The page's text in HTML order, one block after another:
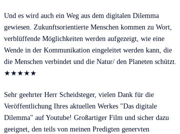
Und es wird auch ein Weg aus dem digitalen Dilemma
gewiesen. Zukunftsorientierte Menschen kommen zu Wort,
verblüffende Möglichkeiten werden aufgezeigt, wie eine
Wende in der Kommunikation eingeleitet werden kann, die
die Menschen verbindet und die Natur/ den Planeten schützt.
★★★★★
Sehr geehrter Herr Scheidsteger, vielen Dank für die
Veröffentlichung Ihres aktuellen Werkes "Das digitale
Dilemma" auf Youtube! Großartiger Film und sicher dazu
geeignet, den teils von meinen Predigten genervten